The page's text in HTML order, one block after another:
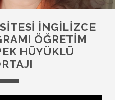
İNGILIZCE
ÖĞRETIM
HÜYÜKLÜ